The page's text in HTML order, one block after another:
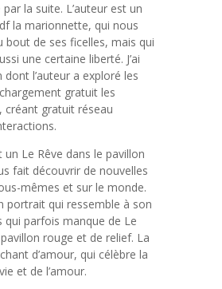
la suite. L’auteur est un
la marionnette, qui nous
bout de ses ficelles, mais qui
une certaine liberté. J’ai
l’auteur a exploré les
gratuit les
créant gratuit réseau
un Le Rêve dans le pavillon
fait découvrir de nouvelles
mêmes et sur le monde.
portrait qui ressemble à son
qui parfois manque de Le
rouge et de relief. La
d’amour, qui célèbre la
et de l’amour.